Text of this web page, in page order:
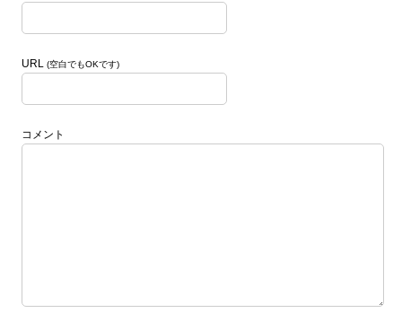
URL (空白でもOKです)
コメント